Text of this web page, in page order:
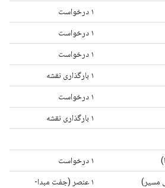
۱ درخواست
۱ درخواست
۱ درخواست
۱ بارگذاری نقشه
۱ درخواست
۱ بارگذاری نقشه
۱ درخواست
۱ عنصر (جفت مبدا-